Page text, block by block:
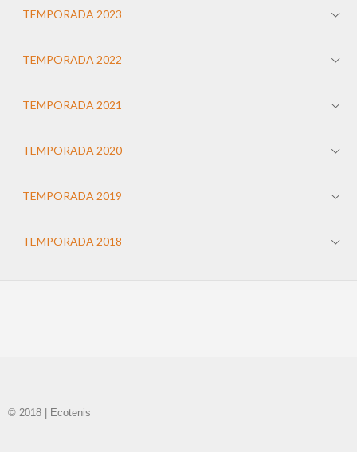
TEMPORADA 2023
TEMPORADA 2022
TEMPORADA 2021
TEMPORADA 2020
TEMPORADA 2019
TEMPORADA 2018
© 2018 | Ecotenis